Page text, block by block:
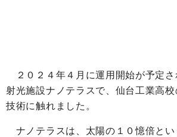
２０２４年４月に運用開始が予定さ
射光施設ナノテラスで、仙台工業高
技術に触れました。
ナノテラスは、太陽の１０憶倍とい